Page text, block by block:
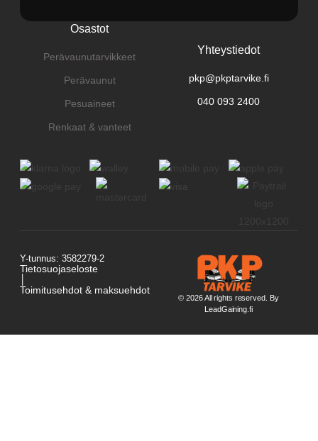
Osastot
Perävaunutarvikkeet
Perävaunut
Pesuaineet
Renkaat & vanteet
Yhteystiedot
pkp@pkptarvike.fi
040 093 2400
© 2026 All rights reserved. By
LeadGaining.fi
Y-tunnus: 3582279-2
Tietosuojaseloste
Toimitusehdot & maksuehdot